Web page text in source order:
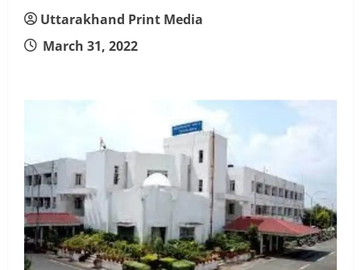
Uttarakhand Print Media
March 31, 2022